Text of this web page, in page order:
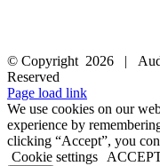
© Copyright 2026 |
Reserved
Facebook
Instagram
YouTube
LinkedIn
X
Page load link
We use cookies on our
experience by
clicking “Accept”, you
Cookie settings